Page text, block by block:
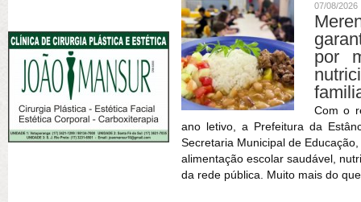
07/08/2026
por
Com o
ano letivo, a Prefeitura da
Secretaria Municipal de
alimentação escolar saudável,
da rede pública. Muito mais do